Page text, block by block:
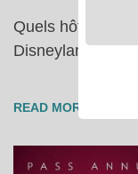
Quels hôtels
Disneyland
READ MORE →